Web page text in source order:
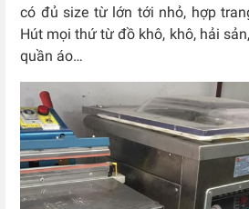
có đủ size từ lớn tới nhỏ, hợp
Hút mọi thứ từ đồ khô, khô, hải
quần áo…